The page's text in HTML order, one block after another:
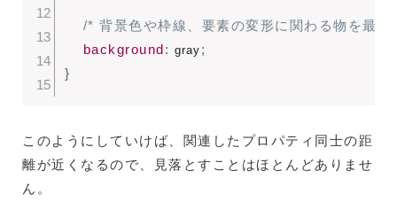
/* 背景色や枠線、要素の変形に関わる物を最後
background: gray ;
}
このようにしていけば、関連したプロパティ同士の距
離が近くなるので、見落とすことはほとんどありませ
ん。